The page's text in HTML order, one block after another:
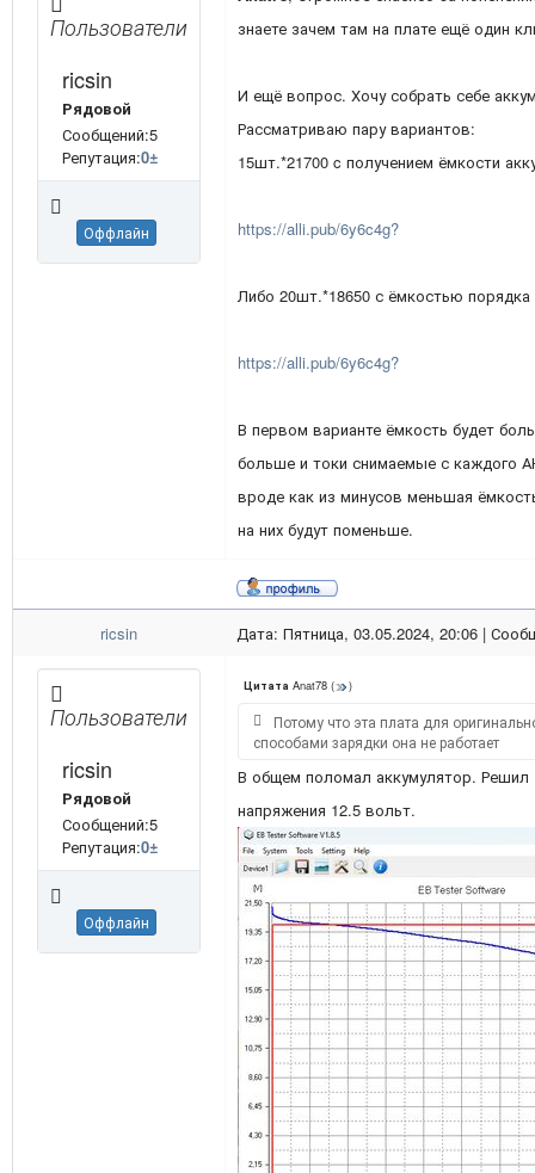
Пользователи
ricsin
Рядовой
Сообщений:5
Репутация:0±
Оффлайн
знаете зачем там на плате ещё один
И ещё вопрос. Хочу собрать себе
Рассматриваю пару вариантов:
15шт.*21700 c получением ёмкости
https://alli.pub/6y6c4g?
Либо 20шт.*18650 с ёмкостью порядка
https://alli.pub/6y6c4g?
В первом варианте ёмкость будет
больше и токи снимаемые с каждого
вроде как из минусов меньшая
на них будут поменьше.
ricsin Дата: Пятница, 03.05.2024, 20:06 |
Пользователи
ricsin
Рядовой
Сообщений:5
Репутация:0±
Оффлайн
Цитата Anat78 ( )
Потому что эта плата для
способами зарядки она не работает
В общем поломал аккумулятор. Решил
напряжения 12.5 вольт.